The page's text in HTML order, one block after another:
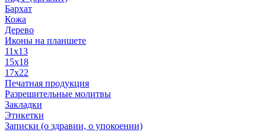
Бархат
Кожа
Дерево
Иконы на планшете
11х13
15х18
17х22
Печатная продукция
Разрешительные молитвы
Закладки
Этикетки
Записки (о здравии, о упокоении)